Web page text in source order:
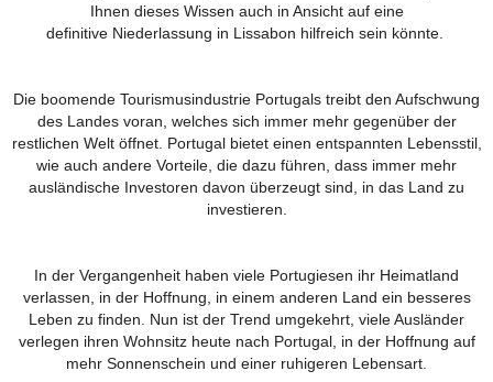
Ihnen dieses Wissen auch in Ansicht auf eine
definitive Niederlassung in Lissabon hilfreich sein könnte.
Die boomende Tourismusindustrie Portugals treibt den Aufschwung
des Landes voran, welches sich immer mehr gegenüber der
restlichen Welt öffnet. Portugal bietet einen entspannten Lebensstil,
wie auch andere Vorteile, die dazu führen, dass immer mehr
ausländische Investoren davon überzeugt sind, in das Land zu
investieren.
In der Vergangenheit haben viele Portugiesen ihr Heimatland
verlassen, in der Hoffnung, in einem anderen Land ein besseres
Leben zu finden. Nun ist der Trend umgekehrt, viele Ausländer
verlegen ihren Wohnsitz heute nach Portugal, in der Hoffnung auf
mehr Sonnenschein und einer ruhigeren Lebensart.